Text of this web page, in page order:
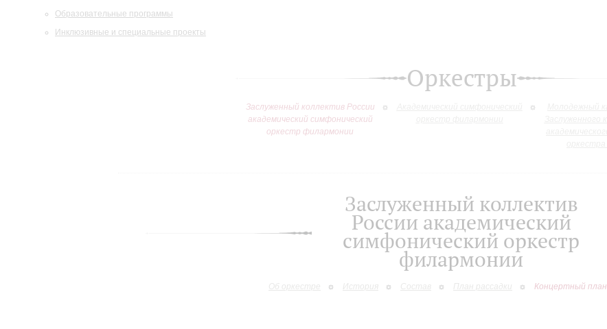
Образовательные программы
Инклюзивные и специальные проекты
Оркестры
Заслуженный коллектив России
академический симфонический
оркестр филармонии
Заслуженный коллектив
России академический
симфонический оркестр
филармонии
Об оркестре История Состав План рассадки Концертный план